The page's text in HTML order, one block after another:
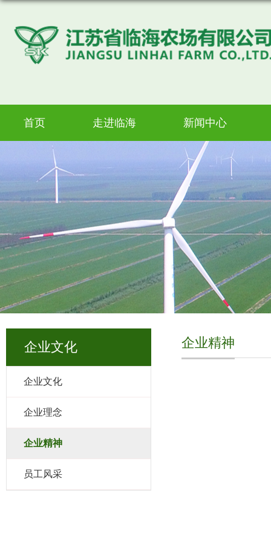
首页 走进临海 新闻中心
企业文化
企业文化
企业理念
企业精神
员工风采
企业精神